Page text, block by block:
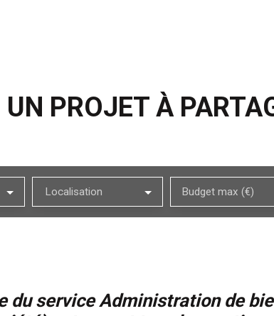
UN PROJET À
Localisation Budget max (€)
du service Administration de